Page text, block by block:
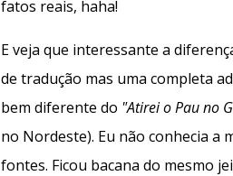
fatos reais, haha!
E veja que interessante a
de tradução mas uma completa
bem diferente do "Atirei o Pau no
no Nordeste). Eu não conhecia a
fontes. Ficou bacana do mesmo